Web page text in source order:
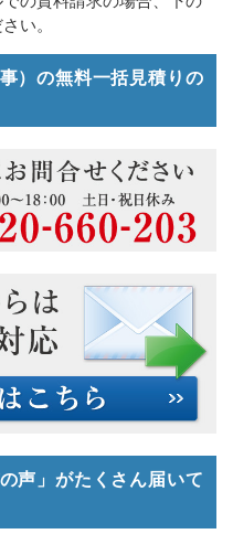
い。
）の無料一括見積りの
声」がたくさん届いて